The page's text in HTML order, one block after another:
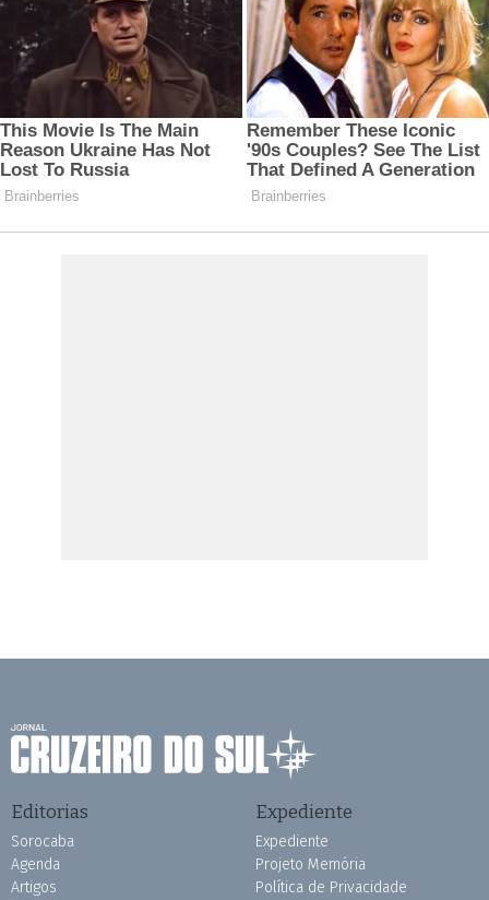
Editorias
Sorocaba
Agenda
Artigos
Expediente
Expediente
Projeto Memória
Política de Privacidade